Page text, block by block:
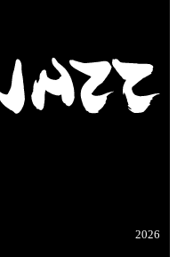
2026